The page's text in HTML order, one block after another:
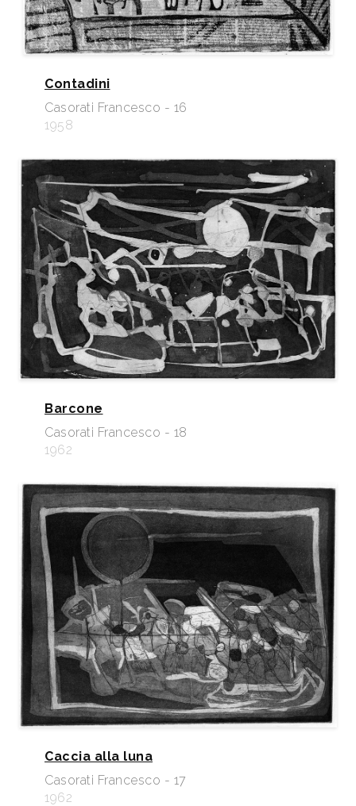
Contadini
Casorati Francesco - 16
1958
Barcone
Casorati Francesco - 18
1962
Caccia alla luna
Casorati Francesco - 17
1962